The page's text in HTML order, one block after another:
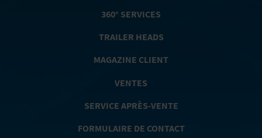
360° SERVICES
TRAILER HEADS
MAGAZINE CLIENT
VENTES
SERVICE APRÈS-VENTE
FORMULAIRE DE CONTACT